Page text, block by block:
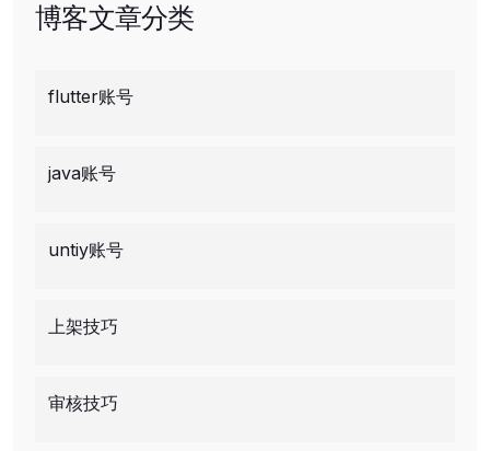
博客文章分类
flutter账号
java账号
untiy账号
上架技巧
审核技巧